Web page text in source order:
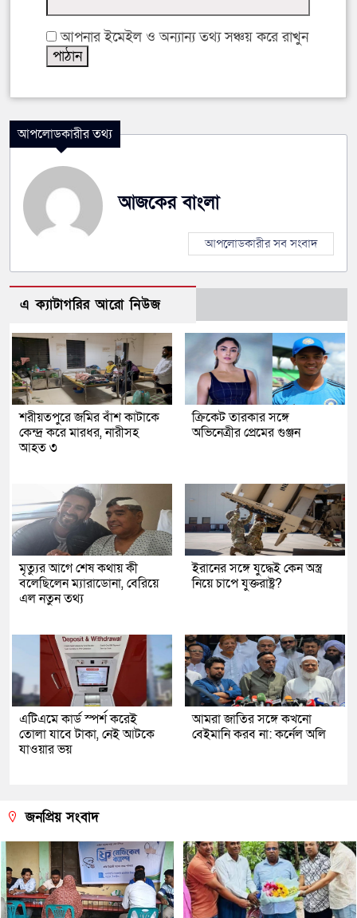
আপনার ইমেইল ও অন্যান্য তথ্য সঞ্চয় করে রাখুন
আপলোডকারীর তথ্য
আজকের বাংলা
আপলোডকারীর সব সংবাদ
এ ক্যাটাগরির আরো নিউজ
শরীয়তপুরে জমির বাঁশ কাটাকে
কেন্দ্র করে মারধর, নারীসহ
আহত ৩
ক্রিকেট তারকার সঙ্গে
অভিনেত্রীর প্রেমের গুঞ্জন
মৃত্যুর আগে শেষ কথায় কী
বলেছিলেন ম্যারাডোনা, বেরিয়ে
এল নতুন তথ্য
ইরানের সঙ্গে যুদ্ধেই কেন অস্ত্র
নিয়ে চাপে যুক্তরাষ্ট্র?
এটিএমে কার্ড স্পর্শ করেই
তোলা যাবে টাকা, নেই আটকে
যাওয়ার ভয়
আমরা জাতির সঙ্গে কখনো
বেইমানি করব না: কর্নেল অলি
জনপ্রিয় সংবাদ